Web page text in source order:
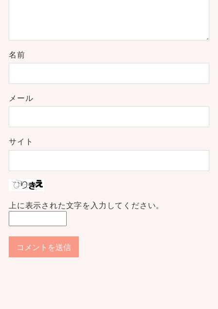
名前
メール
サイト
上に表示された文字を入力してください。